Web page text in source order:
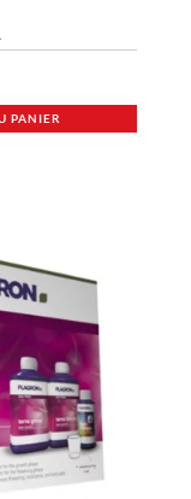
PANIER